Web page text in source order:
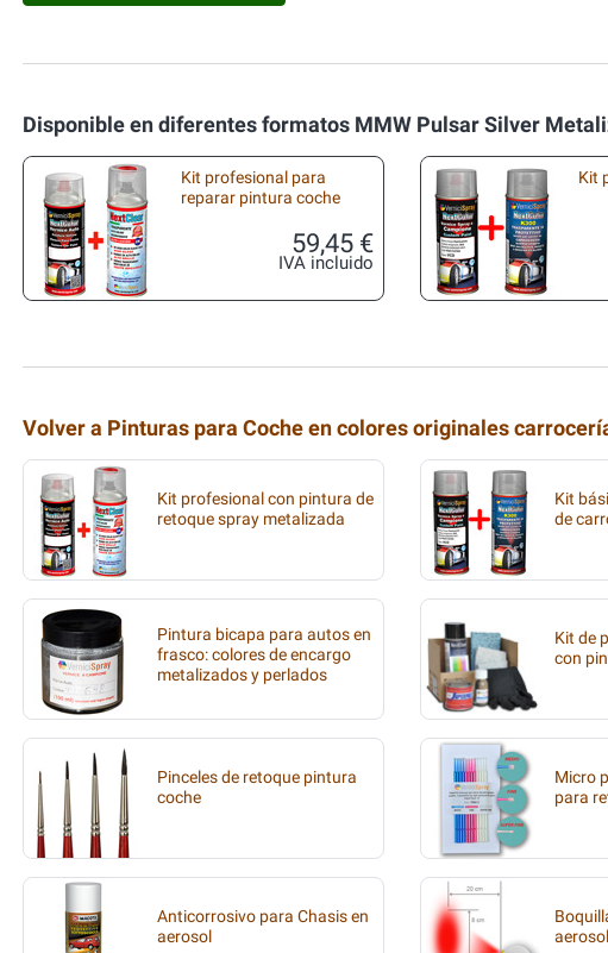
Disponible en diferentes formatos MMW Pulsar Silver
Kit profesional para
reparar pintura coche
59,45 €
IVA incluido
Kit
Volver a Pinturas para Coche en colores originales
Kit profesional con pintura de
retoque spray metalizada
Kit
de
Pintura bicapa para autos en
frasco: colores de encargo
metalizados y perlados
Kit de
con
Pinceles de retoque pintura
coche
Micro
para
Anticorrosivo para Chasis en
aerosol
aerosol